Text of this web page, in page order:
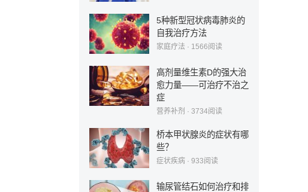
5种新型冠状病毒肺炎的
自我治疗方法
家庭疗法 · 1566阅读
高剂量维生素D的强大治
愈力量——可治疗不治之
症
营养补剂 · 3734阅读
桥本甲状腺炎的症状有哪
些？
症状疾病 · 933阅读
输尿管结石如何治疗和排